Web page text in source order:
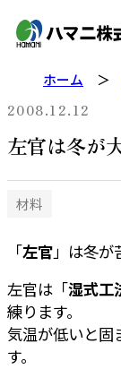
ホーム
左官は冬が
2008.12.12
材料
「左官」は冬が
左官は「湿式工
練ります。
気温が低いと固
す。